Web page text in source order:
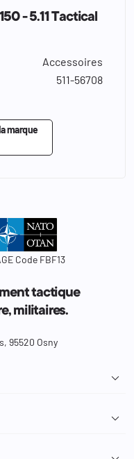
- 5.11 Tactical
Accessoires
511-56708
marque
Code FBF13
tactique
militaires.
95520 Osny

